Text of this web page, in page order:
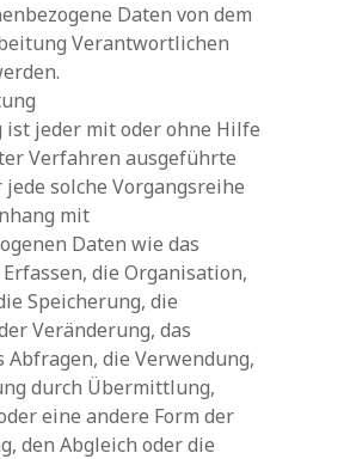
Daten von dem
Verantwortlichen
jeder mit oder ohne Hilfe
Verfahren ausgeführte
jede solche Vorgangsreihe
mit
Daten wie das
die Organisation,
Speicherung, die
Veränderung, das
Abfragen, die Verwendung,
durch Übermittlung,
eine andere Form der
den Abgleich oder die